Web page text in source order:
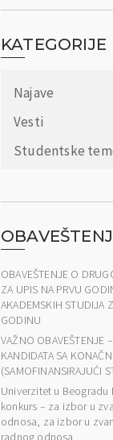
KATEGORIJE
Najave
Vesti
Studentske
OBAVEŠTENJE O
ZA UPIS NA PRVU
AKADEMSKIH STUDIJA
GODINU
VAŽNO OBAVEŠTENJE
KANDIDATA SA
(SAMOFINANSIRAJUĆI
Univerzitet u Beogradu
konkurs – za izbor u
odnosa, za izbor u